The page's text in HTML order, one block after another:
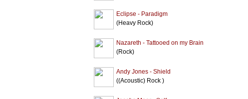
Eclipse - Paradigm
(Heavy Rock)
Nazareth - Tattooed on my Brain
(Rock)
Andy Jones - Shield
((Acoustic) Rock )